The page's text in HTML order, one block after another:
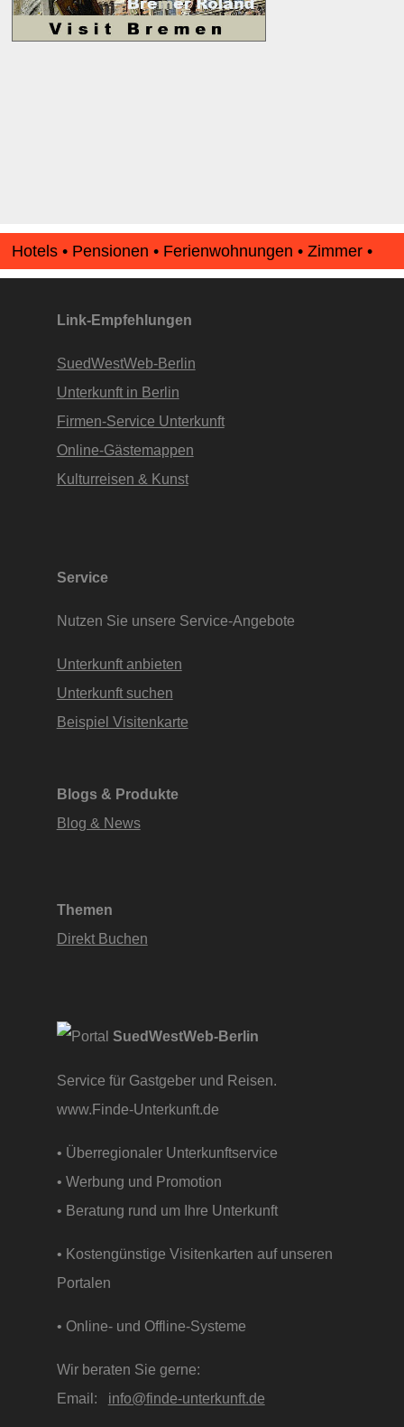
Hotels • Pensionen • Ferienwohnungen • Zimmer •
Apartments • www.Finde-Unterkunft.de
Link-Empfehlungen
SuedWestWeb-Berlin
Unterkunft in Berlin
Firmen-Service Unterkunft
Online-Gästemappen
Kulturreisen & Kunst
Service
Nutzen Sie unsere Service-Angebote
Unterkunft anbieten
Unterkunft suchen
Beispiel Visitenkarte
Blogs & Produkte
Blog & News
Themen
Direkt Buchen
SuedWestWeb-Berlin
Service für Gastgeber und Reisen.
www.Finde-Unterkunft.de
• Überregionaler Unterkunftservice
• Werbung und Promotion
• Beratung rund um Ihre Unterkunft
• Kostengünstige Visitenkarten auf unseren
Portalen
• Online- und Offline-Systeme
Wir beraten Sie gerne:
Email: info@finde-unterkunft.de